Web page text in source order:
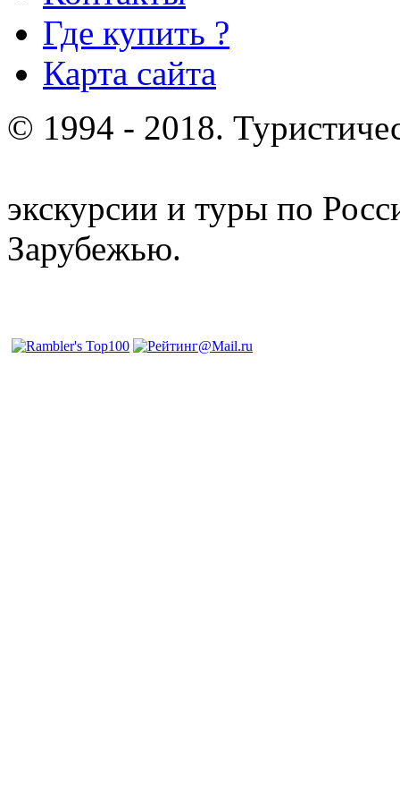
Где купить ?
Карта сайта
© 1994 - 2018.
экскурсии и туры по
Зарубежью.